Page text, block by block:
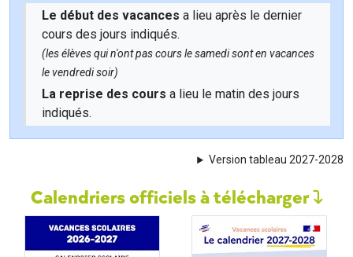
Le début des vacances a lieu après le dernier
cours des jours indiqués.
(les élèves qui n'ont pas cours le samedi sont en vacances
le vendredi soir)
La reprise des cours a lieu le matin des jours
indiqués.
Version tableau 2027-2028
Calendriers officiels à télécharger